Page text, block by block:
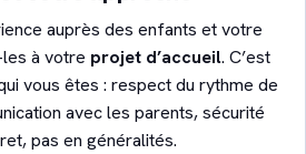
auprès des enfants et votre
à votre projet d’accueil. C’est
vous êtes : respect du rythme de
avec les parents, sécurité
pas en généralités.